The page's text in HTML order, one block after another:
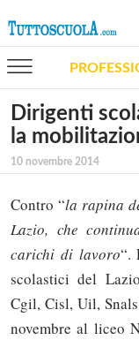
Dirigenti
la
10 novembre 2014
Contro “la rapina
Lazio, che
carichi di lavoro“.
scolastici del
Cgil, Cisl, Uil,
novembre al liceo